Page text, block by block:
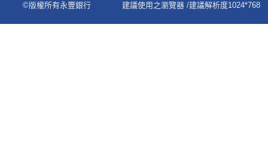
©版權所有永豐銀行 建議使用之瀏覽器 /建議解析度1024*768